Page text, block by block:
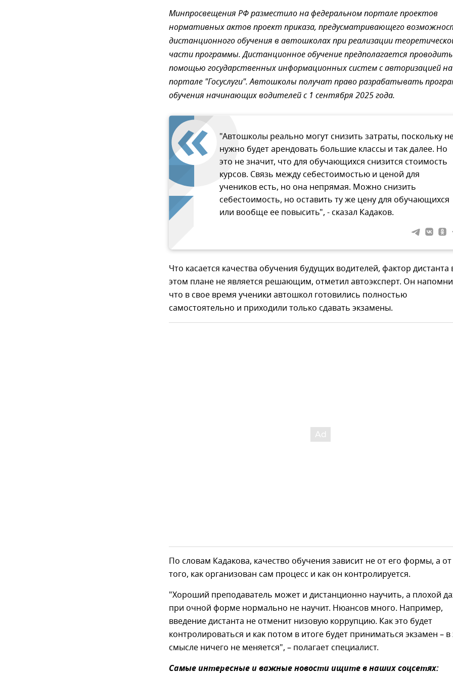
Минпросвещения РФ разместило на федеральном портале проектов
нормативных актов проект приказа, предусматривающего
дистанционного обучения в автошколах при реализации
части программы. Дистанционное обучение предполагается
помощью государственных информационных систем с авторизацией на
портале "Госуслуги". Автошколы получат право разрабатывать
обучения начинающих водителей с 1 сентября 2025 года.
"Автошколы реально могут снизить затраты, поскольку
нужно будет арендовать большие классы и так далее. Но
это не значит, что для обучающихся снизится стоимость
курсов. Связь между себестоимостью и ценой для
учеников есть, но она непрямая. Можно снизить
себестоимость, но оставить ту же цену для обучающихся
или вообще ее повысить", - сказал Кадаков.
Что касается качества обучения будущих водителей, фактор дистанта
этом плане не является решающим, отметил автоэксперт. Он
что в свое время ученики автошкол готовились полностью
самостоятельно и приходили только сдавать экзамены.
По словам Кадакова, качество обучения зависит не от его формы, а от
того, как организован сам процесс и как он контролируется.
"Хороший преподаватель может и дистанционно научить, а плохой
при очной форме нормально не научит. Нюансов много. Например,
введение дистанта не отменит низовую коррупцию. Как это будет
контролироваться и как потом в итоге будет приниматься экзамен – в
смысле ничего не меняется", – полагает специалист.
Самые интересные и важные новости ищите в наших соцсетях: